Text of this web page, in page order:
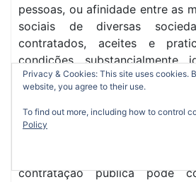
pessoas, ou afinidade entre as
sociais de diversas
contratados, aceites e
condições substancialmente
normalmente seriam
praticados entre entidades
operações comparáveis,
de interesses;
Considerando que a
contratação pública pode
Privacy & Cookies: This site uses cookies.
website, you agree to their use.
To find out more, including how to control
Policy